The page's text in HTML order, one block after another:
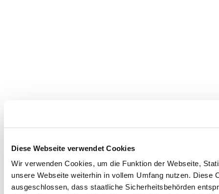
Diese Webseite verwendet Cookies
Wir verwenden Cookies, um die Funktion der Webseite,
unsere Webseite weiterhin in vollem Umfang nutzen.
ausgeschlossen, dass staatliche Sicherheitsbehörden